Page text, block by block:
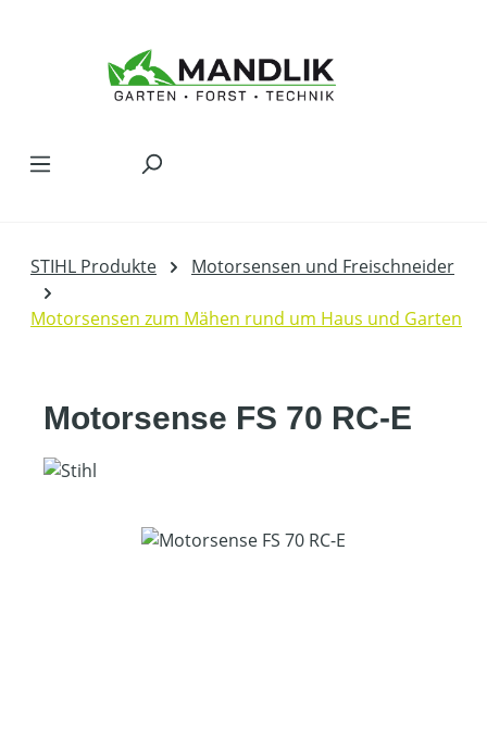
STIHL Produkte Motorsensen und Freischneider
Motorsensen zum Mähen rund um Haus und Garten
Motorsense FS 70 RC-E
Bildergalerie überspringen